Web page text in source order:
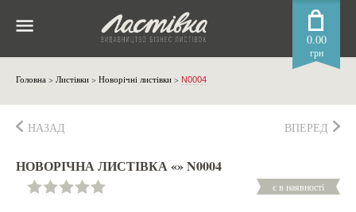
0.00
грн
Головна > Листівки > Новорічні листівки > N0004
НАЗАД ВПЕРЕД
НОВОРІЧНА ЛИСТІВКА «» N0004
є в наявності